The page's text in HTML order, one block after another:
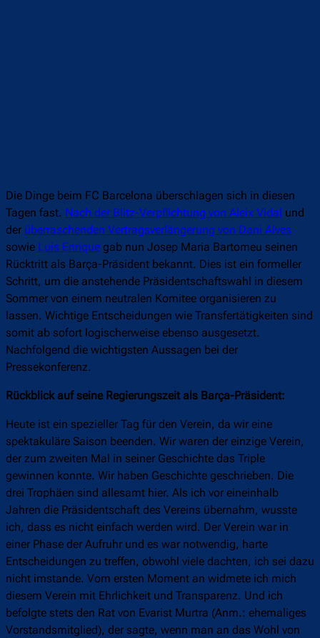
Die Dinge beim FC Barcelona überschlagen sich in diesen
Tagen fast. Nach der Blitz-Verpflichtung von Aleix Vidal und
der überraschenden Vertragsverlängerung von Dani Alves
sowie Luis Enrique gab nun Josep Maria Bartomeu seinen
Rücktritt als Barça-Präsident bekannt. Dies ist ein formeller
Schritt, um die anstehende Präsidentschaftswahl in diesem
Sommer von einem neutralen Komitee organisieren zu
lassen. Wichtige Entscheidungen wie Transfertätigkeiten sind
somit ab sofort logischerweise ebenso ausgesetzt.
Nachfolgend die wichtigsten Aussagen bei der
Pressekonferenz.
Rückblick auf seine Regierungszeit als Barça-Präsident:
Heute ist ein spezieller Tag für den Verein, da wir eine
spektakuläre Saison beenden. Wir waren der einzige Verein,
der zum zweiten Mal in seiner Geschichte das Triple
gewinnen konnte. Wir haben Geschichte geschrieben. Die
drei Trophäen sind allesamt hier. Als ich vor eineinhalb
Jahren die Präsidentschaft des Vereins übernahm, wusste
ich, dass es nicht einfach werden wird. Der Verein war in
einer Phase der Aufruhr und es war notwendig, harte
Entscheidungen zu treffen, obwohl viele dachten, ich sei dazu
nicht imstande. Vom ersten Moment an widmete ich mich
diesem Verein mit Ehrlichkeit und Transparenz. Und ich
befolgte stets den Rat von Evarist Murtra (Anm.: ehemaliges
Vorstandsmitglied), der sagte, wenn man an das Wohl von